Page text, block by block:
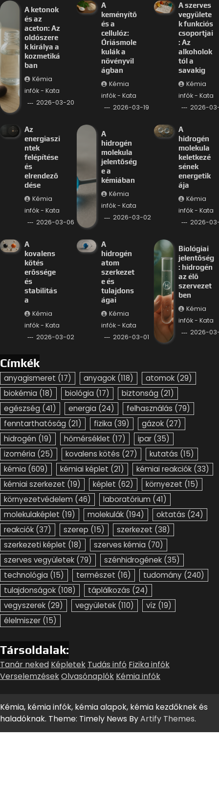
A ketonok
és az
aceton: Az
oldószere
k királya a
kozmetiká
ban
Kémia
infók - Kata
2026-03-20
A
keményítő
és a
cellulóz:
Óriásmole
kulák a
növényvil
ágban
Kémia
infók - Kata
2026-03-19
A szerves
vegyülete
k funkciós
csoportjai
: Az
alkoholok
tól a
savakig
Kémia
infók - Kata
2026-
Az
energiaszi
ntek
felépítése
és
elrendező
dése
Kémia
infók - Kata
2026-03-06
A
hidrogén
molekula
jelentőség
e a
kémiában
Kémia
infók - Kata
2026-03-02
A
hidrogén
molekula
keletkezé
sének
energetik
ája
Kémia
infók - Kata
2026-
A
kovalens
kötés
erőssége
és
stabilitás
a
Kémia
infók - Kata
2026-03-02
A
hidrogén
atom
szerkezet
e és
tulajdons
ágai
Kémia
infók - Kata
2026-03-01
Biológiai
jelentőség
: hidrogén
az élő
szervezet
ben
Kémia
infók - Kata
2026-
Címkék
anyagismeret (17) anyagok (118) atomok (29)
biokémia (18) biológia (17) biztonság (21)
egészség (41) energia (24) felhasználás (79)
fenntarthatóság (21) fizika (39) gázok (27)
hidrogén (19) hőmérséklet (17) ipar (35)
izoméria (25) kovalens kötés (27) kutatás (15)
kémia (609) kémiai képlet (21) kémiai reakciók (33)
kémiai szerkezet (19) képlet (62) környezet (15)
környezetvédelem (46) laboratórium (41)
molekulaképlet (19) molekulák (194) oktatás (24)
reakciók (37) szerep (15) szerkezet (38)
szerkezeti képlet (18) szerves kémia (70)
szerves vegyületek (79) szénhidrogének (35)
technológia (15) természet (16) tudomány (240)
tulajdonságok (108) táplálkozás (24)
vegyszerek (29) vegyületek (110) víz (19)
élelmiszer (15)
Társoldalak:
Tanár neked Képletek Tudás infó Fizika infók
VerselemzésekOlvasónaplók Kémia infók
Kémia, kémia infók, kémia alapok, kémia kezdőknek és
haladóknak. Theme: Timely News ByArtify Themes.